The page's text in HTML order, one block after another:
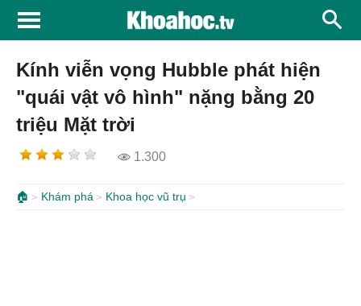
Kính viễn vọng Hubble phát hiện
"quái vật vô hình" nặng bằng 20
triệu Mặt trời
1.300
🏠 Khám phá Khoa học vũ trụ